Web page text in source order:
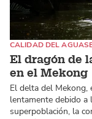
El dragón de
en el Mekong
CALIDAD DEL AGUA
El delta del Mekong,
lentamente debido a
superpoblación, la